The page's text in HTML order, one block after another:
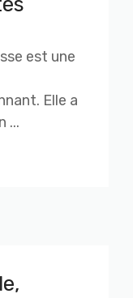
est une
Elle a
...